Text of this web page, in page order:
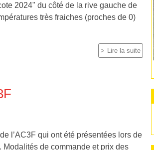
2024" du côté de la rive gauche de
très fraiches (proches de 0)
Lire la suite
l’AC3F qui ont été présentées lors de
Modalités de commande et prix des